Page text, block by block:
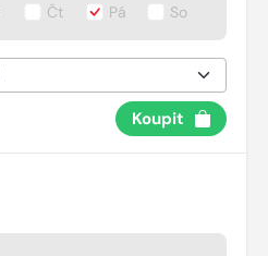
Čt Pá So
Koupit